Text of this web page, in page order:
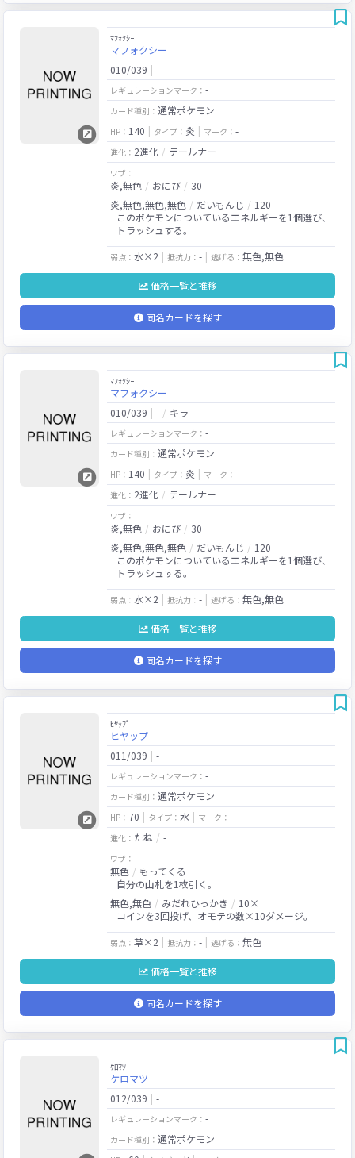
ﾏﾌｫｸｼｰ
マフォクシー
010/039
-
レギュレーションマーク： -
カード種別： 通常ポケモン
HP： 140 タイプ： 炎 マーク： -
進化： 2進化 テールナー
ワザ：
炎,無色 おにび
30
炎,無色,無色,無色
だいもんじ
120
このポケモンについているエネルギーを1個選び、
トラッシュする。
弱点： 水×2 抵抗力： - 逃げる： 無色,無色
価格一覧と推移
同名カードを探す
ﾏﾌｫｸｼｰ
マフォクシー
010/039
- キラ
レギュレーションマーク： -
カード種別： 通常ポケモン
HP： 140 タイプ： 炎 マーク： -
進化： 2進化 テールナー
ワザ：
炎,無色 おにび
30
炎,無色,無色,無色
だいもんじ
120
このポケモンについているエネルギーを1個選び、
トラッシュする。
弱点： 水×2 抵抗力： - 逃げる： 無色,無色
価格一覧と推移
同名カードを探す
ﾋﾔｯﾌﾟ
ヒヤップ
011/039
-
レギュレーションマーク： -
カード種別： 通常ポケモン
HP： 70 タイプ： 水 マーク： -
進化： たね -
ワザ：
無色
もってくる
自分の山札を1枚引く。
無色,無色
みだれひっかき
10×
コインを3回投げ、オモテの数×10ダメージ。
弱点： 草×2 抵抗力： - 逃げる： 無色
価格一覧と推移
同名カードを探す
ｹﾛﾏﾂ
ケロマツ
012/039
-
レギュレーションマーク： -
カード種別： 通常ポケモン